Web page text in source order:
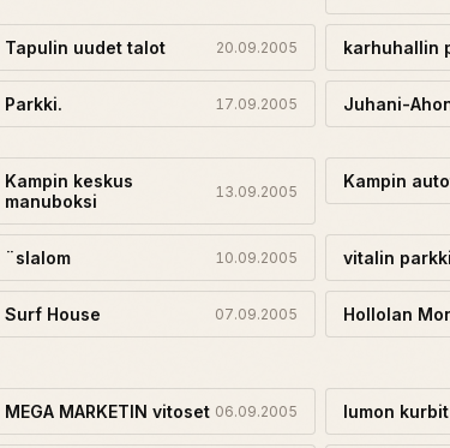
Tapulin uudet talot 20.09.2005 karhuhallin
Parkki. 17.09.2005 Juhani-
Kampin keskus
manuboksi
13.09.2005 Kampin
¨slalom 10.09.2005 vitalin parkki
Surf House 07.09.2005 Hollolan
MEGA MARKETIN vitoset 06.09.2005 lumon kurbit